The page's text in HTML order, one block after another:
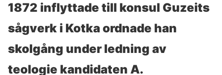
1872 inflyttade till konsul Guzeits
sågverk i Kotka ordnade han
skolgång under ledning av
teologie kandidaten A.